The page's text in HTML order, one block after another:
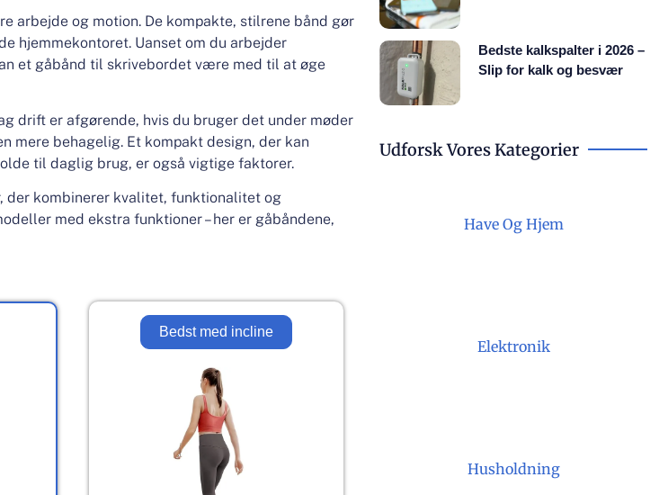
arbejde og motion. De kompakte, stilrene bånd gør
hjemmekontoret. Uanset om du arbejder
et gåbånd til skrivebordet være med til at øge
drift er afgørende, hvis du bruger det under møder
mere behagelig. Et kompakt design, der kan
til daglig brug, er også vigtige faktorer.
der kombinerer kvalitet, funktionalitet og
med ekstra funktioner – her er gåbåndene,
Bedst med incline
Bedste kalkspalter i 2026 –
Slip for kalk og besvær
Udforsk Vores Kategorier
Have Og Hjem
Elektronik
Husholdning